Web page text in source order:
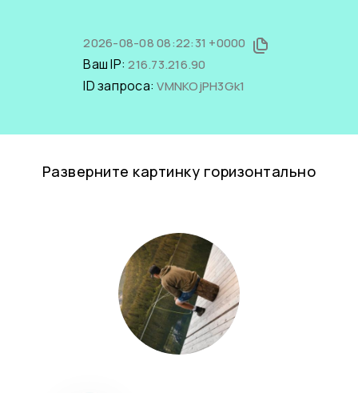
2026-08-08 08:22:31 +0000
Ваш IP:216.73.216.90
ID запроса:VMNKOjPH3Gk1
Разверните картинку горизонтально